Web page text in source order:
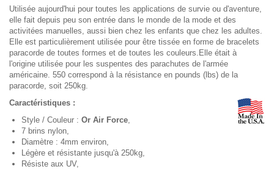
Utilisée aujourd'hui pour toutes les applications de survie ou d'aventure,
elle fait depuis peu son entrée dans le monde de la mode et des
activitées manuelles, aussi bien chez les enfants que chez les adultes.
Elle est particulièrement utilisée pour être tissée en forme de bracelets
paracorde de toutes formes et de toutes les couleurs.Elle était à
l'origine utilisée pour les suspentes des parachutes de l'armée
américaine. 550 correspond à la résistance en pounds (lbs) de la
paracorde, soit 250kg.
Caractéristiques :
Style / Couleur : Or Air Force,
7 brins nylon,
Diamètre : 4mm environ,
Légère et résistante jusqu'à 250kg,
Résiste aux UV,